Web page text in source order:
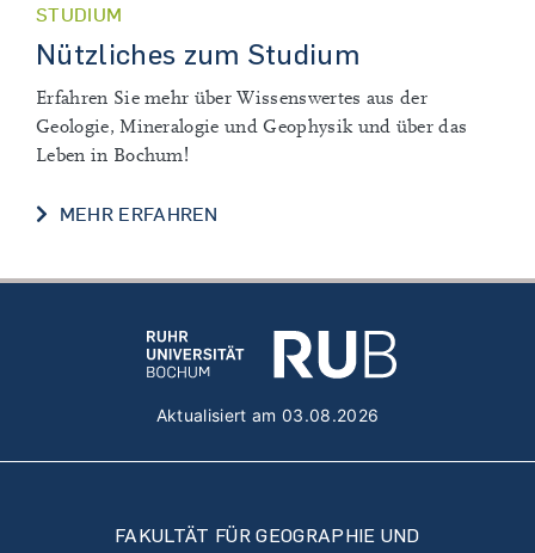
STUDIUM
Nützliches zum Studium
Erfahren Sie mehr über Wissenswertes aus der
Geologie, Mineralogie und Geophysik und über das
Leben in Bochum!
MEHR ERFAHREN
Aktualisiert am 03.08.2026
FAKULTÄT FÜR GEOGRAPHIE UND